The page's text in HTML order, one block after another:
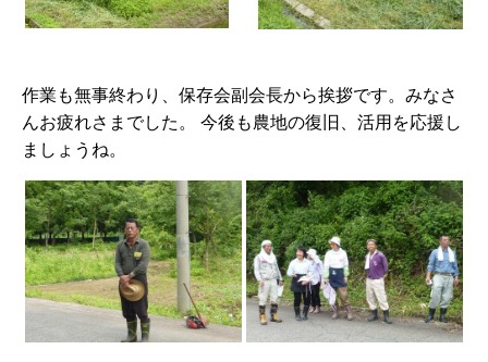
作業も無事終わり、保存会副会長から挨拶です。みなさ
んお疲れさまでした。 今後も農地の復旧、活用を応援し
ましょうね。